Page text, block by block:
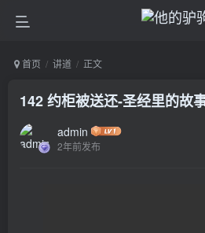
首页 讲道 正文
142 约柜被送还-圣经里的故
admin
2年前发布